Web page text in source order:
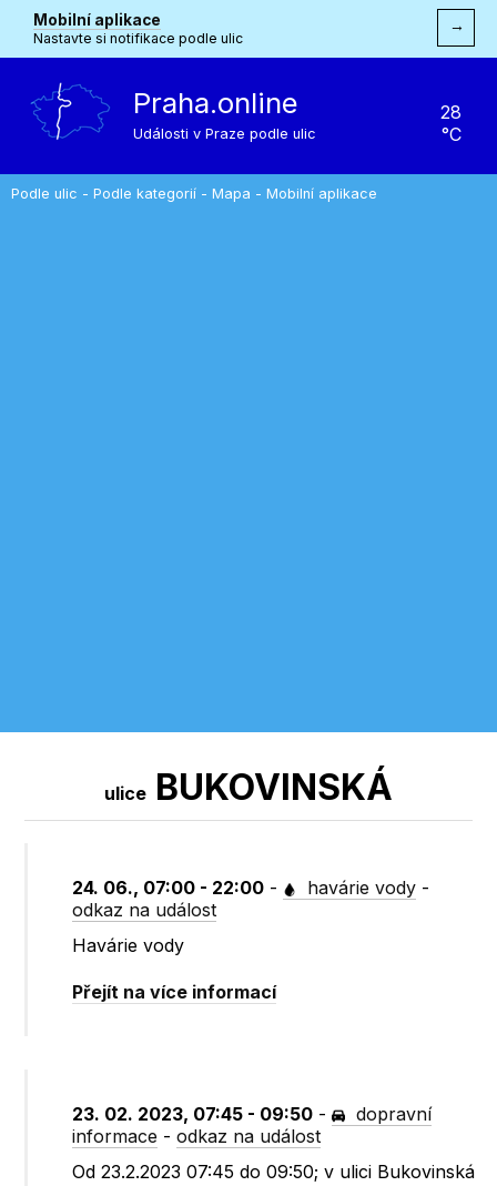
Mobilní aplikace
Nastavte si notifikace podle ulic
→
Praha.online
Události v Praze podle ulic
28
°C
Podle ulic - Podle kategorií - Mapa - Mobilní aplikace
ulice BUKOVINSKÁ
24. 06., 07:00 - 22:00 - havárie vody -
odkaz na událost
Havárie vody
Přejít na více informací
23. 02. 2023, 07:45 - 09:50 -
dopravní
informace -odkaz na událost
Od 23.2.2023 07:45 do 09:50; v ulici Bukovinská